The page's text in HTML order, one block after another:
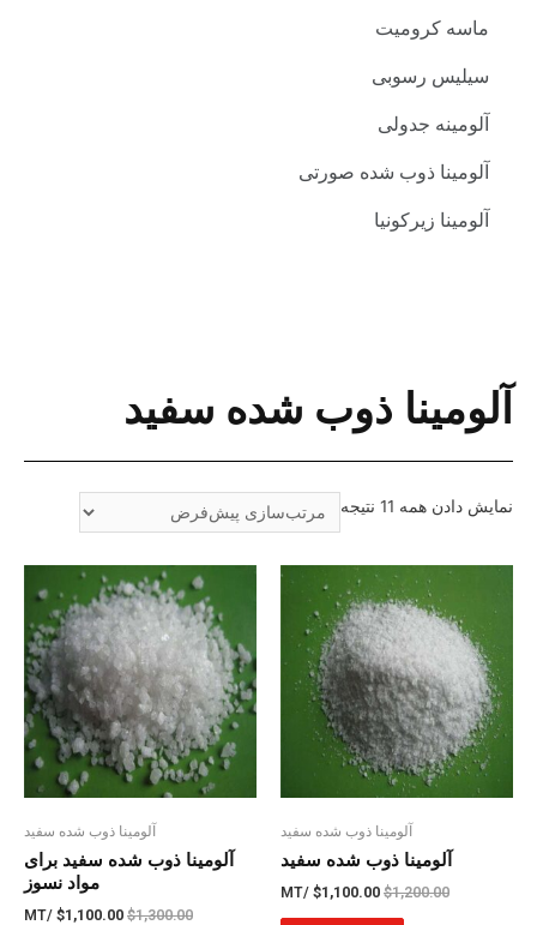
ماسه کرومیت
سیلیس رسوبی
آلومینه جدولی
آلومینا ذوب شده صورتی
آلومینا زیرکونیا
آلومینا ذوب شده سفید
نمایش دادن همه 11 نتیجه
آلومینا ذوب شده سفید
آلومینا ذوب شده سفید
$1,200.00
$1,100.00
/MT
آلومینا ذوب شده سفید
آلومینا ذوب شده سفید برای
مواد نسوز
$1,300.00
$1,100.00
/MT